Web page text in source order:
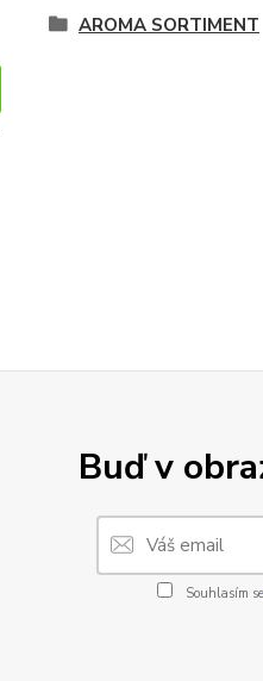
AROMA SORTIMENT
Buď v
Souhlasím se